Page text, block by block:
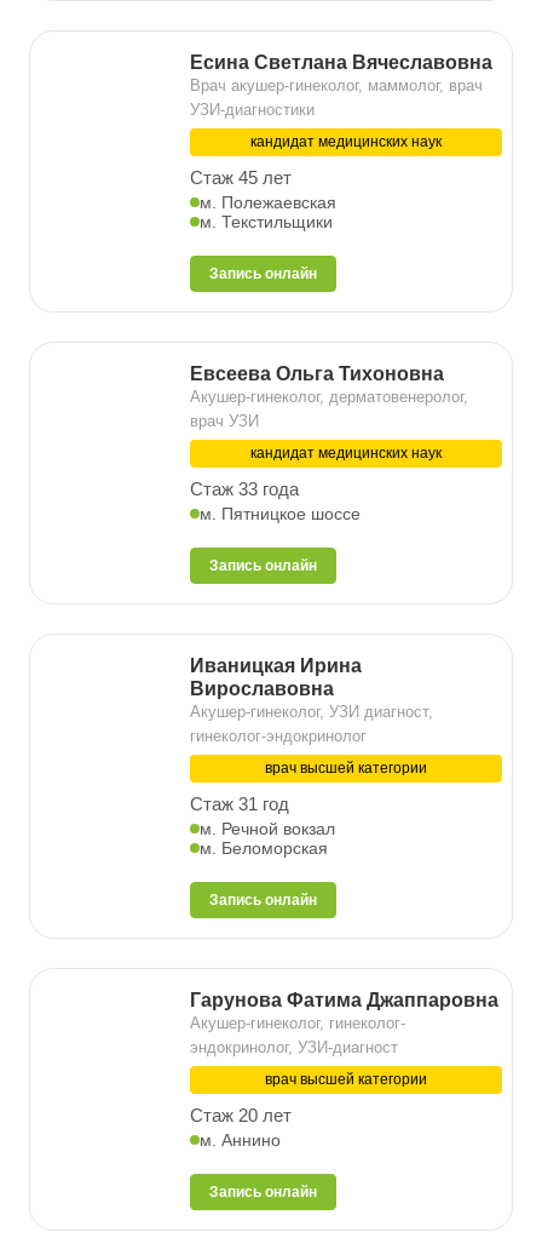
Есина Светлана Вячеславовна
Врач акушер-гинеколог, маммолог, врач
УЗИ-диагностики
кандидат медицинских наук
Стаж 45 лет
м. Полежаевская
м. Текстильщики
Запись онлайн
Евсеева Ольга Тихоновна
Акушер-гинеколог, дерматовенеролог,
врач УЗИ
кандидат медицинских наук
Стаж 33 года
м. Пятницкое шоссе
Запись онлайн
Иваницкая Ирина
Вирославовна
Акушер-гинеколог, УЗИ диагност,
гинеколог-эндокринолог
врач высшей категории
Стаж 31 год
м. Речной вокзал
м. Беломорская
Запись онлайн
Гарунова Фатима Джаппаровна
Акушер-гинеколог, гинеколог-
эндокринолог, УЗИ-диагност
врач высшей категории
Стаж 20 лет
м. Аннино
Запись онлайн